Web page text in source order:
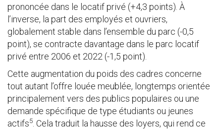
prononcée dans le locatif privé (+4,3 points). À
l’inverse, la part des employés et ouvriers,
globalement stable dans l’ensemble du parc (-0,5
point), se contracte davantage dans le parc locatif
privé entre 2006 et 2022 (-1,5 point).
Cette augmentation du poids des cadres concerne
tout autant l’offre louée meublée, longtemps orientée
principalement vers des publics populaires ou une
demande spécifique de type étudiants ou jeunes
actifs5 . Cela traduit la hausse des loyers, qui rend ce